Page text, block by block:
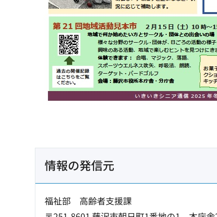
情報の発信元
福祉部 高齢者支援課